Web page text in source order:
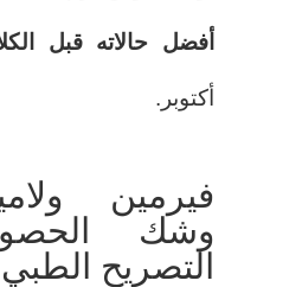
أفضل حالاته قبل
أكتوبر.
فيرمين
وشك
التصريح الطبي